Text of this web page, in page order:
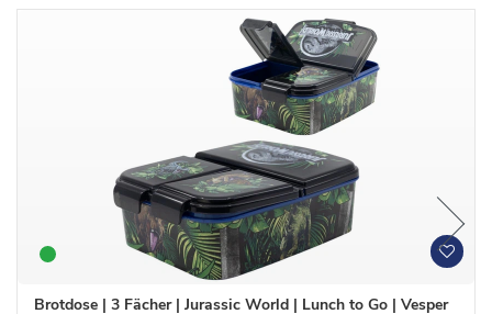
W
Brotdose | 3 Fächer | Jurassic World | Lunch to Go | Vesper
W